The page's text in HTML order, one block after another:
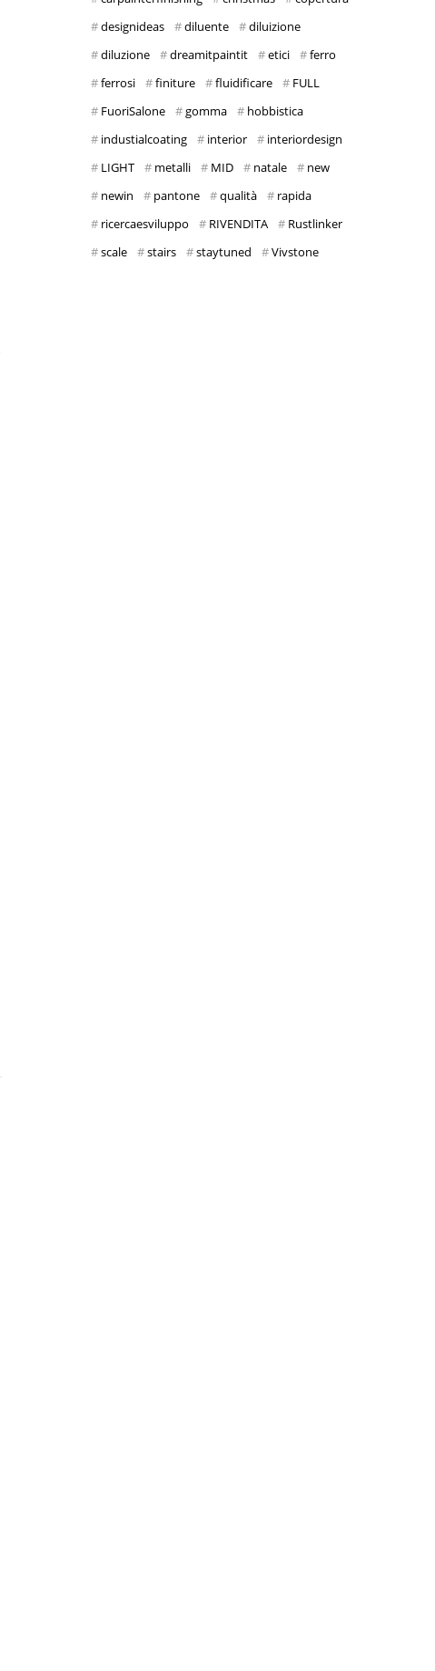
designideas
diluente
diluizione
diluzione
dreamitpaintit etici
ferro
ferrosi
finiture fluidificare
FULL
FuoriSalone
gomma
hobbistica
industialcoating
interior
interiordesign
LIGHT
metalli MID natale
new
newin
pantone qualità
rapida
ricercaesviluppo
RIVENDITA
Rustlinker
scale
stairs staytuned Vivstone